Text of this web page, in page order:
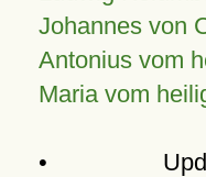
Johannes von
Antonius vom
Maria vom
•